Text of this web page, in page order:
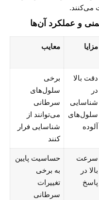
می‌کنند.
و عملکرد آن‌ها
مزایا معایب
دقت بالا
در
شناسایی
سلول‌های
آلوده
برخی
سلول‌های
سرطانی
می‌توانند از
شناسایی فرار
کنند
سرعت
بالا در
پاسخ
حساسیت پایین
به برخی
تغییرات
سرطانی